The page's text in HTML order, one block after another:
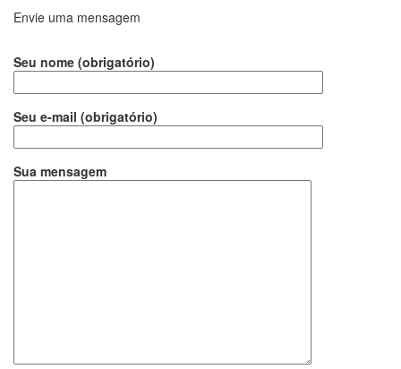
Envie uma mensagem
Seu nome (obrigatório)
Seu e-mail (obrigatório)
Sua mensagem